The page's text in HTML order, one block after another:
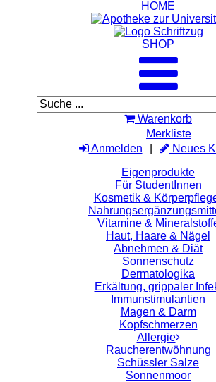
HOME
SHOP
Warenkorb
Merkliste
Anmelden
Neues
Eigenprodukte
Für StudentInnen
Kosmetik &
Vitamine &
Haut, Haare & Nägel
Abnehmen & Diät
Sonnenschutz
Dermatologika
Erkältung, grippaler
Immunstimulantien
Magen & Darm
Kopfschmerzen
Allergie
Raucherentwöhnung
Schüssler Salze
Sonnenmoor